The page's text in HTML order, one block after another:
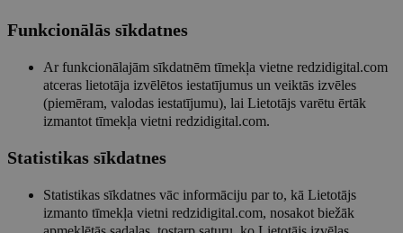
Funkcionālās sīkdatnes
Ar funkcionālajām sīkdatnēm tīmekļa vietne redzidigital.com
atceras lietotāja izvēlētos iestatījumus un veiktās izvēles
(piemēram, valodas iestatījumu), lai Lietotājs varētu ērtāk
izmantot tīmekļa vietni redzidigital.com.
Statistikas sīkdatnes
Statistikas sīkdatnes vāc informāciju par to, kā Lietotājs
izmanto tīmekļa vietni redzidigital.com, nosakot biežāk